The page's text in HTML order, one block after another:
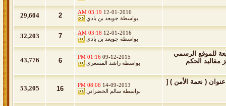
12-01-2016
03:19 AM
بواسطة جويعد بن بادي 2
29,604
12-01-2016
03:18 AM
بواسطة جويعد بن بادي 7
32,203
للموقع الرسمي
مقاليد الحكم
09-12-2015
01:16 PM
بواسطة راشد المسعري 6
43,776
( نعمة الأمن ) [ 14-09-2013
08:06 PM
بواسطة سالم الخضراني 16
53,205